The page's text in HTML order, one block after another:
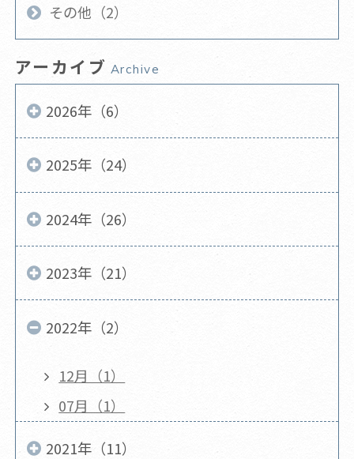
その他（2）
アーカイブ Archive
2026年（6）
2025年（24）
2024年（26）
2023年（21）
2022年（2）
12月（1）
07月（1）
2021年（11）